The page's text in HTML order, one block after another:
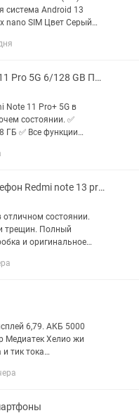
система Android 13
nano SIM Цвет Серый
8-ядерный Qualcomm
Redmi Note 11 Pro 5G 6/128 GB Полный комплект
Note 11 Pro+ 5G в
состоянии. ✅
ГБ ✅ Все функции
отпечаток, зарядка
Продаю телефон Redmi note 13 pro plus 5G
отличном состоянии.
трещин. Полный
и оригинальное
• Основные
6,79. АКБ 5000
Медиатек Хелио жи
тик тока